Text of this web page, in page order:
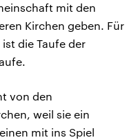
mit den
Kirchen geben. Für
die Taufe der
von den
weil sie ein
mit ins Spiel